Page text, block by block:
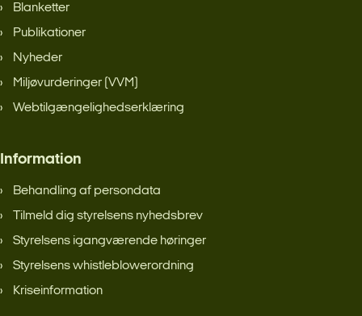
Blanketter
Publikationer
Nyheder
Miljøvurderinger (VVM)
Webtilgængelighedserklæring
Information
Behandling af persondata
Tilmeld dig styrelsens nyhedsbrev
Styrelsens igangværende høringer
Styrelsens whistleblowerordning
Kriseinformation